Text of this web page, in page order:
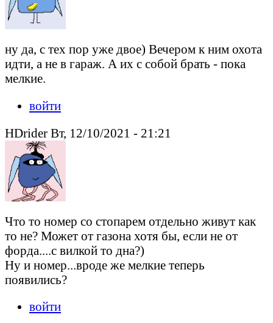
ну да, с тех пор уже двое) Вечером к ним охота
идти, а не в гараж. А их с собой брать - пока
мелкие.
войти
HDrider Вт, 12/10/2021 - 21:21
Что то номер со стопарем отдельно живут как
то не? Может от газона хотя бы, если не от
форда....с вилкой то дна?)
Ну и номер...вроде же мелкие теперь
появились?
войти